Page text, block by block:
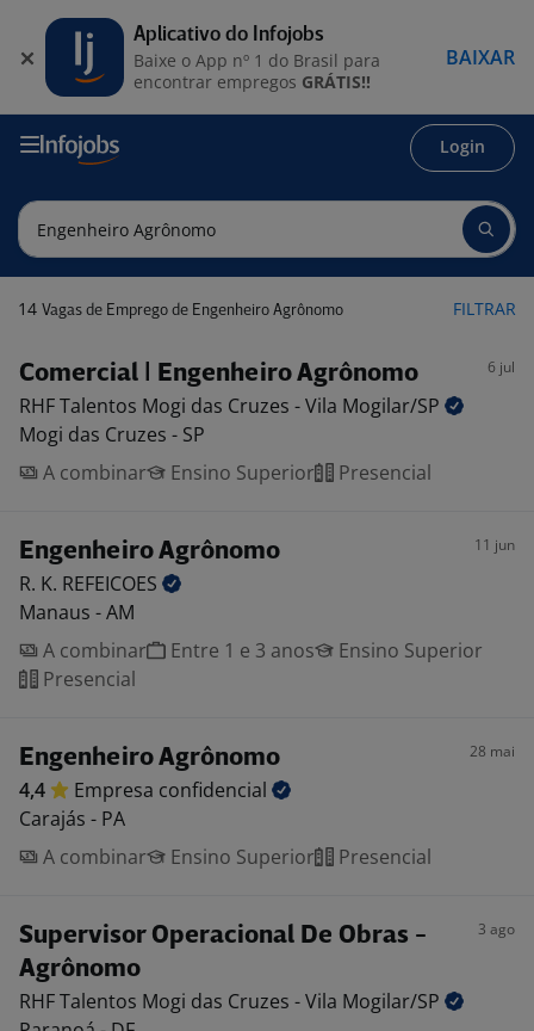
Login
14 Vagas de Emprego de Engenheiro Agrônomo FILTRAR
Comercial | Engenheiro Agrônomo 6 jul
RHF Talentos Mogi das Cruzes - Vila Mogilar/SP
Mogi das Cruzes - SP
A combinar
Ensino Superior Presencial
Engenheiro Agrônomo 11 jun
R. K. REFEICOES
Manaus - AM
A combinar
Entre 1 e 3 anos
Ensino Superior
Presencial
Engenheiro Agrônomo 28 mai
4,4 Empresa confidencial
Carajás - PA
A combinar
Ensino Superior Presencial
Supervisor Operacional De Obras -
Agrônomo
3 ago
RHF Talentos Mogi das Cruzes - Vila Mogilar/SP
Aplicativo do Infojobs
Baixe o App nº 1 do Brasil para
encontrar empregos GRÁTIS!!
BAIXAR